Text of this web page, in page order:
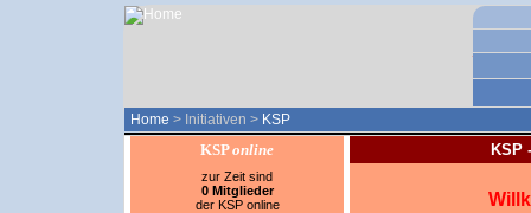
Home > Initiativen > KSP
KSPonline
zur Zeit sind
0 Mitglieder
der KSP online
KSP